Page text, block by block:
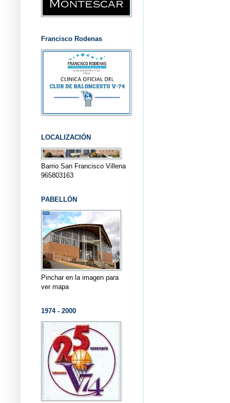
Francisco Rodenas
LOCALIZACIÓN
Barrio San Francisco Villena
965803163
PABELLÓN
Pinchar en la imagen para
ver mapa
1974 - 2000